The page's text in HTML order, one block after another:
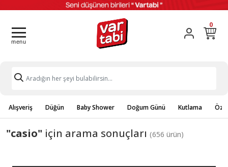
0
Alışveriş Düğün Baby Shower Doğum Günü Kutlama
"casio" için arama sonuçları (656 ürün)